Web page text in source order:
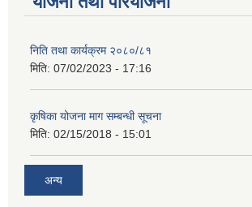
निति तथा कार्यक्रम २०८०/८१
मिति: 07/02/2023 - 17:16
कृषिका योजना माग सम्बन्धी सूचना
मिति: 02/15/2018 - 15:01
अन्य